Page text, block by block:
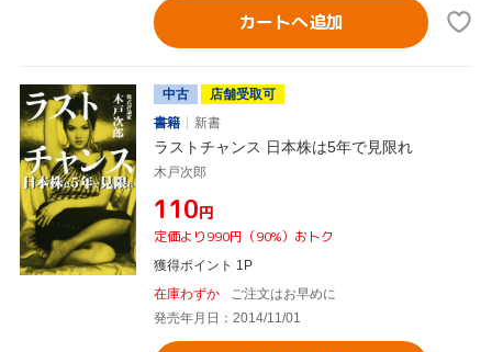
カートへ追加
中古
店舗受取可
書籍
新書
ラストチャンス 日本株は5年で見限れ
木戸次郎
¥110円
定価より990円（90%）おトク
獲得ポイント 1P
在庫わずか
ご注文はお早めに
発売年月日：2014/11/01